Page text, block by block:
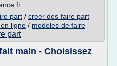
part / creer des faire part
ligne / modeles de faire
part
main - Choisissez